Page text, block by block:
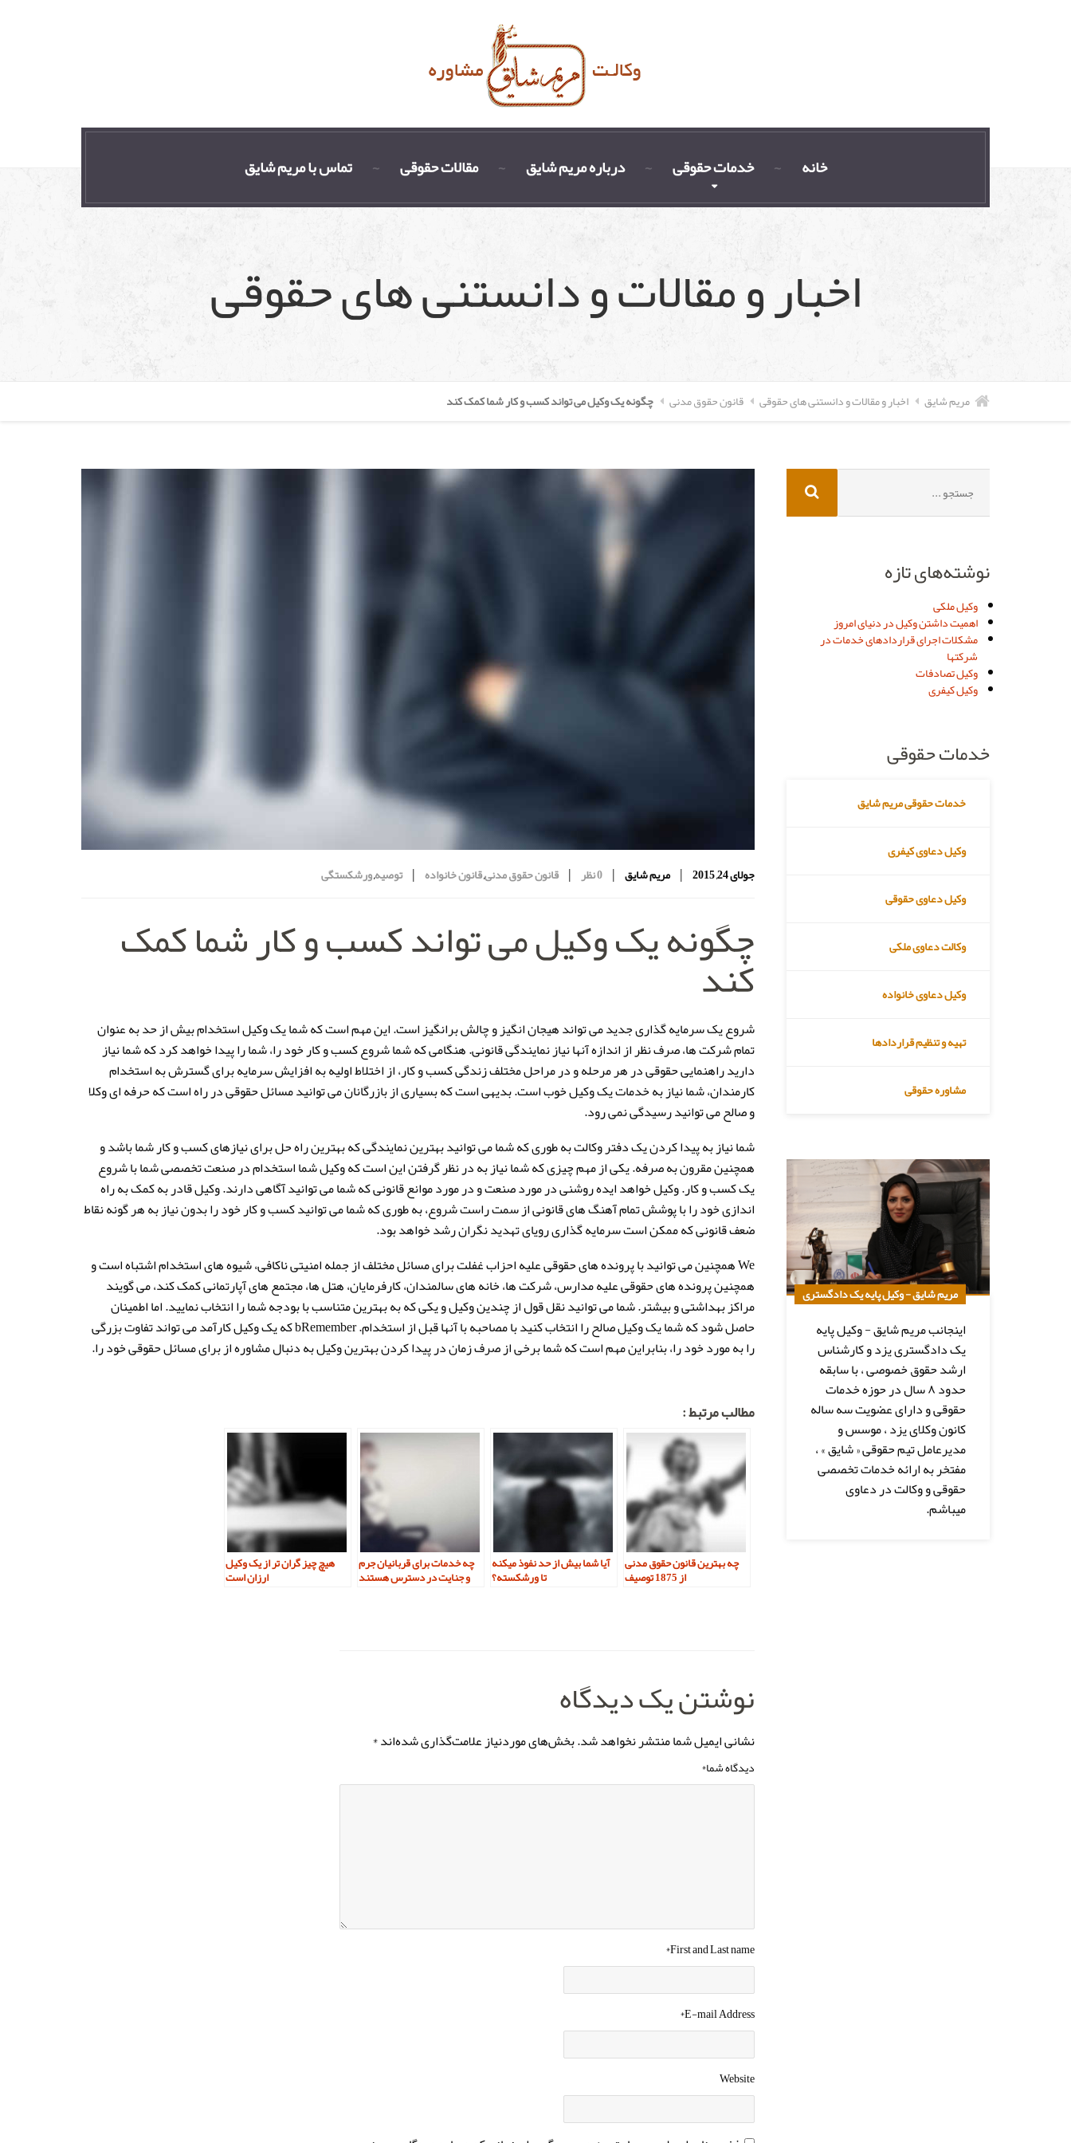
خانه خدمات حقوقی درباره مریم شایق مقالات حقوقی تماس با مریم شایق
اخبار و مقالات و دانستنی های حقوقی
مریم شایق اخبار و مقالات و دانستنی های حقوقی قانون حقوق مدنی چگونه یک وکیل می تواند کسب و کار شما کمک کند
جولای 24, 2015 | مریم شایق | 0 نظر | قانون حقوق مدنی,قانون خانواده | توصیه,ورشکستگی
چگونه یک وکیل می تواند کسب و کار شما کمک
کند
شروع یک سرمایه گذاری جدید می تواند هیجان انگیز و چالش برانگیز است. این مهم است که شما یک وکیل استخدام بیش از حد به عنوان
تمام شرکت ها، صرف نظر از اندازه آنها نیاز نمایندگی قانونی. هنگامی که شما شروع کسب و کار خود را، شما را پیدا خواهد کرد که شما نیاز
دارید راهنمایی حقوقی در هر مرحله و در مراحل مختلف زندگی کسب و کار، از اختلاط اولیه به افزایش سرمایه برای گسترش به استخدام
کارمندان، شما نیاز به خدمات یک وکیل خوب است. بدیهی است که بسیاری از بازرگانان می توانید مسائل حقوقی در راه است که حرفه ای وکلا
و صالح می توانید رسیدگی نمی رود.
شما نیاز به پیدا کردن یک دفتر وکالت به طوری که شما می توانید بهترین نمایندگی که بهترین راه حل برای نیازهای کسب و کار شما باشد و
همچنین مقرون به صرفه. یکی از مهم چیزی که شما نیاز به در نظر گرفتن این است که وکیل شما استخدام در صنعت تخصصی شما با شروع
یک کسب و کار. وکیل خواهد ایده روشنی در مورد صنعت و در مورد موانع قانونی که شما می توانید آگاهی دارند. وکیل قادر به کمک به راه
اندازی خود را با پوشش تمام آهنگ های قانونی از سمت راست شروع، به طوری که شما می توانید کسب و کار خود را بدون نیاز به هر گونه نقاط
ضعف قانونی که ممکن است سرمایه گذاری رویای تهدید نگران رشد خواهد بود.
We همچنین می توانید با پرونده های حقوقی علیه احزاب غفلت برای مسائل مختلف از جمله امنیتی ناکافی، شیوه های استخدام اشتباه است و
همچنین پرونده های حقوقی علیه مدارس، شرکت ها، خانه های سالمندان، کارفرمایان، هتل ها، مجتمع های آپارتمانی کمک کند، می گویند
مراکز بهداشتی و بیشتر. شما می توانید نقل قول از چندین وکیل و یکی که به بهترین متناسب با بودجه شما را انتخاب نمایید. اما اطمینان
حاصل شود که شما یک وکیل صالح را انتخاب کنید با مصاحبه با آنها قبل از استخدام. bRemember که یک وکیل کارآمد می تواند تفاوت بزرگی
را به مورد خود را، بنابراین مهم است که شما برخی از صرف زمان در پیدا کردن بهترین وکیل به دنبال مشاوره از برای مسائل حقوقی خود را.
مطالب مرتبط :
چه بهترین قانون حقوق مدنی
از 1875 توصیف
آیا شما بیش از حد نفوذ میکنه
تا ورشکسته؟
چه خدمات برای قربانیان جرم
و جنایت در دسترس هستند
هیچ چیز گران تر از یک وکیل
ارزان است
نوشتن یک دیدگاه
نشانی ایمیل شما منتشر نخواهد شد.بخش‌های موردنیاز علامت‌گذاری شده‌اند*
دیدگاه شما*
First and Last name
*
E-mail Address
*
Website
برای:
نوشته‌های تازه
وکیل ملکی
اهمیت داشتن وکیل در دنیای امروز
مشکلات اجرای قراردادهای خدمات در
شرکتها
وکیل تصادفات
وکیل کیفری
خدمات حقوقی
خدمات حقوقی مریم شایق
وکیل دعاوی کیفری
وکیل دعاوی حقوقی
وکالت دعاوی ملکی
وکیل دعاوی خانواده
تهیه و تنظیم قراردادها
مشاوره حقوقی
مریم شایق - وکیل پایه یک دادگستری
اینجانب مریم شایق - وکیل پایه
یک دادگستری یزد و کارشناس
ارشد حقوق خصوصی ، با سابقه
حدود ۸ سال در حوزه خدمات
حقوقی و دارای عضویت سه ساله
کانون وکلای یزد ، موسس و
مدیرعامل تیم حقوقی « شایق » ،
مفتخر به ارائه خدمات تخصصی
حقوقی و وکالت در دعاوی
میباشم.